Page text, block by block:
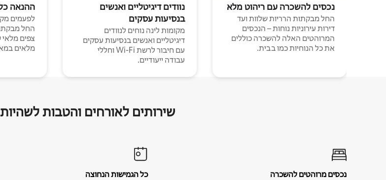
נכסים להשכרה עם ריהוט מלא
החל מבקתות הרריות שלוות ועד
דירות עירוניות נוחות – הנכסים
המרוהטים האלה להשכרה כוללים
את כל הנוחיות כמו בבית.
נוודים דיגיטליים ואנשים
בנסיעות עסקים
מקומות לינה נוחים לנוודים
דיגיטליים ואנשים בנסיעות עסקים
עם חיבור לרשת Wi-Fi וחללי
עבודה ייעודיים.
ההנאה
לפעמים
החל
צפים
מלאים
שירותים לאורחים והטבות
נכסים מרוהטים להשכרה
כל הגמישות הנחוצה